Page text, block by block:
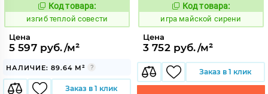
575023
Код товара:
изгиб теплой совести
Цена
5 597 руб./м²
НАЛИЧИЕ: 89.64 М²
Заказ в 1 клик
553339
Код товара:
игра майской сирени
Цена
3 752 руб./м²
Заказ в 1 клик